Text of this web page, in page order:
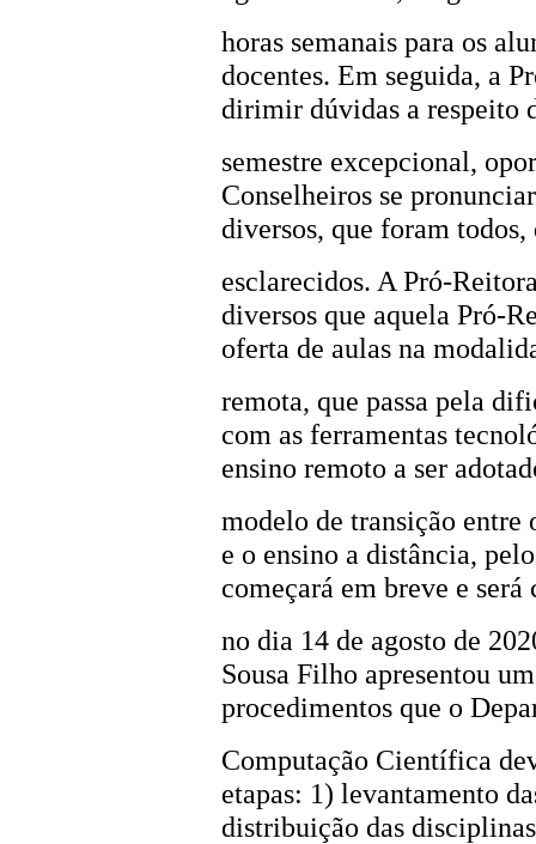
horas semanais para os
docentes. Em seguida, a
dirimir dúvidas a respeito
semestre excepcional,
Conselheiros se
diversos, que foram
esclarecidos. A Pró-
diversos que aquela Pró-
oferta de aulas na
remota, que passa pela
com as ferramentas
ensino remoto a ser
modelo de transição entre
e o ensino a distância,
começará em breve e
no dia 14 de agosto de
Sousa Filho apresentou
procedimentos que o
Computação Científica
etapas: 1) levantamento
distribuição das